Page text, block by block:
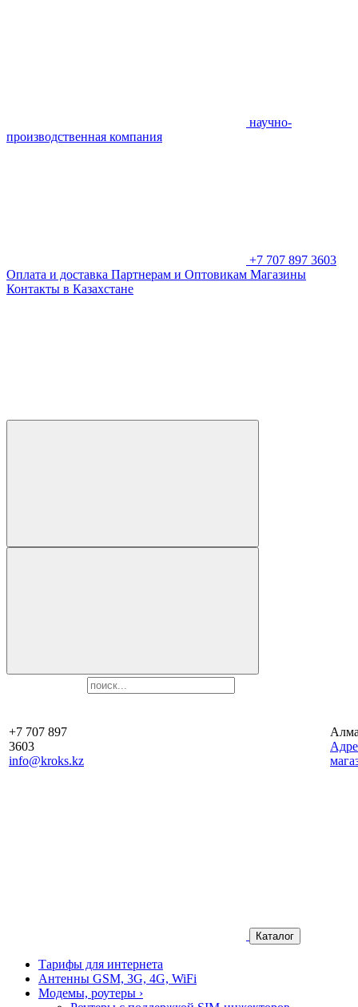
научно-
производственная компания
+7 707 897 3603
Оплата и доставка Партнерам и Оптовикам Магазины
Контакты в Казахстане
+7 707 897
3603
info@kroks.kz
Каталог
Тарифы для интернета
Антенны GSM, 3G, 4G, WiFi
Модемы, роутеры ›